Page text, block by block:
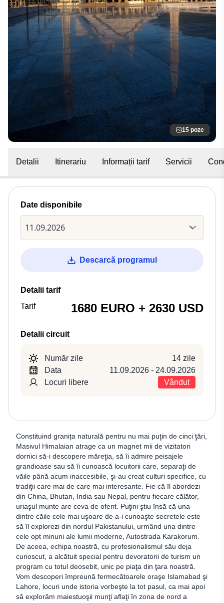
15 poze
Detalii Itinerariu Informații tarif Servicii
Constituind granița naturală pentru nu mai puţin de cinci ţări,
Masivul Himalaian atrage ca un magnet mii de vizitatori
dornici să-i descopere măreţia, să îi admire peisajele
grandioase sau să îi cunoască locuitorii care, separaţi de
văile până acum inaccesibile, şi-au creat culturi specifice, cu
tradiţii care mai de care mai interesante. Fie că îl abordezi
din China, Bhutan, India sau Nepal, pentru fiecare călător,
uriaşul munte are ceva de oferit. Puţini ştiu însă că una
dintre căile cele mai uşoare de a-i cunoaşte secretele este
să îl explorezi din nordul Pakistanului, urmând una dintre
cele opt minuni ale lumii moderne, Autostrada Karakorum.
De aceea, echipa noastră, cu profesionalismul său deja
cunoscut, a alcătuit special pentru devoratorii de turism un
program cu totul deosebit, unic pe piaţa din ţara noastră.
Vom descoperi împreună fermecătoarele oraşe Islamabad şi
Lahore, locuri unde istoria vorbeşte la tot pasul, ca mai apoi
să explorăm maiestuoşii munţi aflaţi în zona de nord a
Date disponibile
Descarcă programul
Detalii tarif
Tarif
1680 EURO + 2630 USD
Detalii circuit
Număr zile
14 zile
Data
11.09.2026 - 24.09.2026
Locuri libere
Vândut